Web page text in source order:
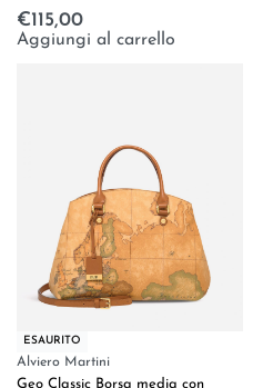
€115,00
Aggiungi al carrello
ESAURITO
Alviero Martini
Geo Classic Borsa media con